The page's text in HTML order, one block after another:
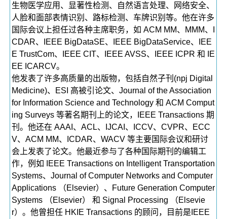
生物医学应用、显著性检测、自然语言处理、网络安全、
人脸和面部表情识别、路标检测、车牌识别等。他在许多
国际会议上担任过各种主席职务，如 ACM MM、MMM、I
CDAR、IEEE BigDataSE、IEEE BigDataService、IEE
E TrustCom、IEEE CIT、IEEE AVSS、IEEE ICPR 和 IE
EE ICARCV。
他发表了许多高质量的出版物，包括自然子刊(npj Digital
Medicine)、ESI 高被引论文、Journal of the Association
for Information Science and Technology 和 ACM Comput
ing Surveys 等著名期刊上的论文，IEEE Transactions 期
刊。他还在 AAAI、ACL、IJCAI、ICCV、CVPR、ECC
V、ACM MM、ICDAR、WACV 等主要国际会议和研讨
会上发表了论文。他最近参与了各种国际期刊的编辑工
作，例如 IEEE Transactions on Intelligent Transportation
Systems、Journal of Computer Networks and Computer
Applications （Elsevier）、Future Generation Computer
Systems （Elsevier） 和 Signal Processing （Elsevie
r）。他曾担任 HKIE Transactions 的顾问，目前是IEEE